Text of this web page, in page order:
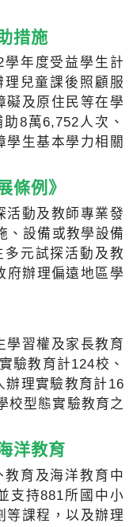
措施
年度受益學生計
兒童課後照顧服
礙及原住民等在學
8萬6,752人次、
學生基本學力相關
條例》
活動及教師專業發
、設備或教學設備
元試探活動及教
府辦理偏遠地區學
學習權及家長教育
驗教育計124校、
辦理實驗教育計16
校型態實驗教育之
洋教育
育及海洋教育中
支持881所國中小
等課程，以及辦理